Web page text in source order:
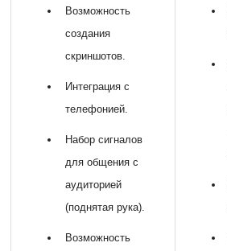
Возможность
создания
скриншотов.
Интеграция с
телефонией.
Набор сигналов
для общения с
аудиторией
(поднятая рука).
Возможность